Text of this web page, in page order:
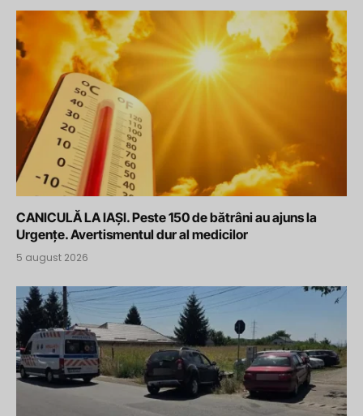
CANICULĂ LA IAȘI. Peste 150 de bătrâni au ajuns la
Urgențe. Avertismentul dur al medicilor
5 august 2026